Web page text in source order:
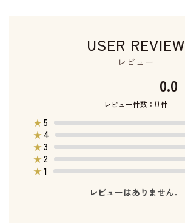
USER REVIEW
レビュー
0.0
レビュー件数： 0件
★5
★ 4
★3
★2
★1
レビューはありません。